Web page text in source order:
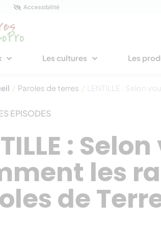
Accessibilité
Les cultures Les
/ Paroles de terres / LENTILLE : Selon
ÉPISODES
:
les
de